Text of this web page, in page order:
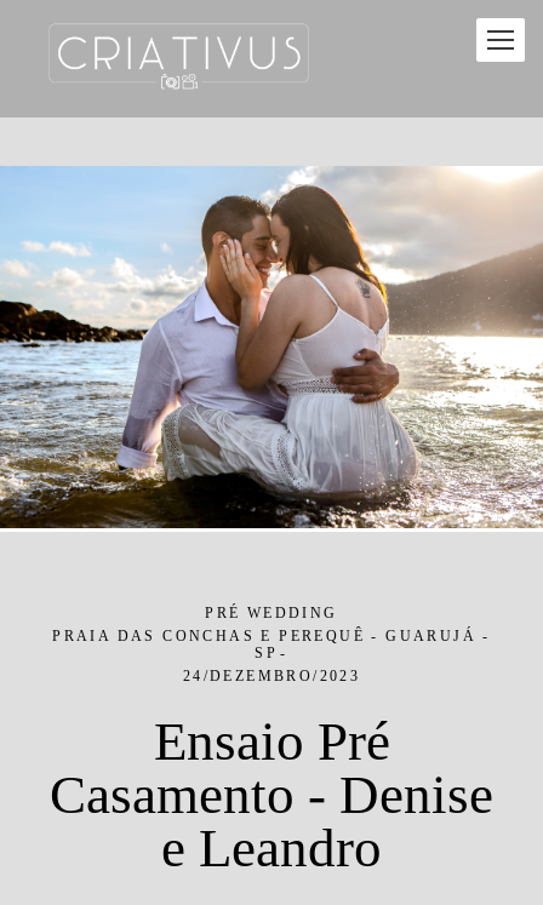
PRÉ WEDDING
PRAIA DAS CONCHAS E PEREQUÊ - GUARUJÁ -
SP
24/DEZEMBRO/2023
Ensaio Pré
Casamento - Denise
e Leandro